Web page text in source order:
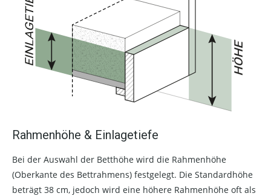
Rahmenhöhe & Einlagetiefe
Bei der Auswahl der Betthöhe wird die Rahmenhöhe
(Oberkante des Bettrahmens) festgelegt. Die Standardhöhe
beträgt 38 cm, jedoch wird eine höhere Rahmenhöhe oft als